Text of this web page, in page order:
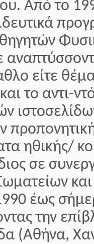
Από το
είτε
το αντι-
ηθικής/
σε
έως
την
(Αθήνα,